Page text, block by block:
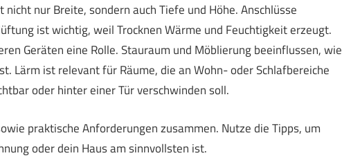
nur Breite, sondern auch Tiefe und Höhe. Anschlüsse
ist wichtig, weil Trocknen Wärme und Feuchtigkeit erzeugt.
Geräten eine Rolle. Stauraum und Möblierung beeinflussen, wie
Lärm ist relevant für Räume, die an Wohn- oder Schlafbereiche
oder hinter einer Tür verschwinden soll.
praktische Anforderungen zusammen. Nutze die Tipps, um
oder dein Haus am sinnvollsten ist.